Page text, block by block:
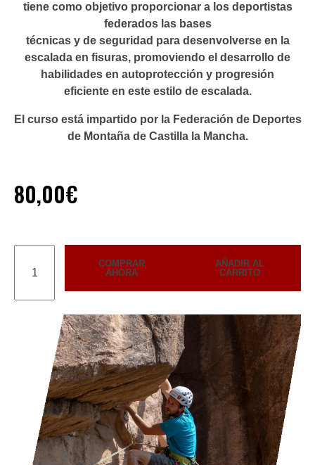
tiene como objetivo proporcionar a los deportistas
federados las bases
técnicas y de seguridad para desenvolverse en la
escalada en fisuras, promoviendo el desarrollo de
habilidades en autoprotección y progresión
eficiente en este estilo de escalada.
El curso está impartido por la Federación de Deportes
de Montaña de Castilla la Mancha.
80,00€
COMPRAR
AHORA
AÑADIR AL
CARRITO